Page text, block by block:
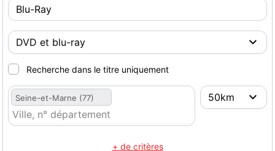
Recherche dans le titre uniquement
Seine-et-Marne (77)
+ de critères